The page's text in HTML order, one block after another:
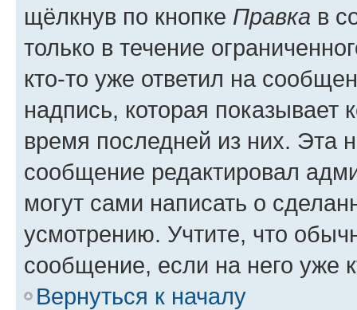
щёлкнув по кнопке Правка в
только в течение
кто-то уже ответил на
надпись, которая показывает
время последней из них. Эта
сообщение редактировал
могут сами написать о
усмотрению. Учтите, что
сообщение, если на него уже
Вернуться к началу